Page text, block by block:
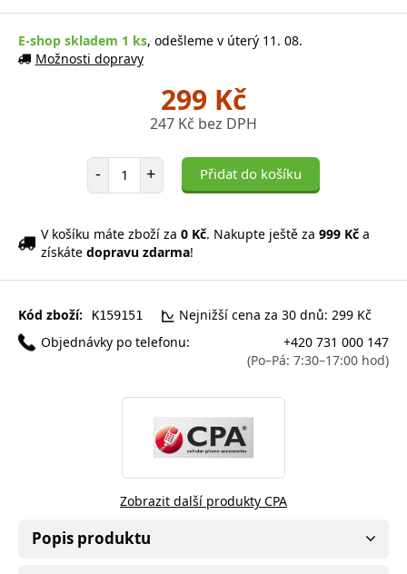
E-shop skladem 1 ks, odešleme v úterý 11. 08.
Možnosti dopravy
299 Kč
247 Kč bez DPH
- Počet položek
+ Přidat do košíku
V košíku máte zboží za 0 Kč. Nakupte ještě za 999 Kč a
získáte dopravu zdarma!
Kód zboží: K159151
Nejnižší cena za 30 dnů: 299 Kč
Objednávky po telefonu:
+420 731 000 147
(Po–Pá: 7:30–17:00 hod)
Zobrazit další produkty CPA
Popis produktu